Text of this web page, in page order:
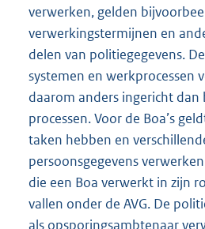
verwerken, gelden
verwerkingstermijnen en
delen van politiegegevens.
systemen en werkprocessen
daarom anders ingericht dan
processen. Voor de Boa’s
taken hebben en
persoonsgegevens
die een Boa verwerkt in zijn
vallen onder de AVG. De
als opsporingsambtenaar